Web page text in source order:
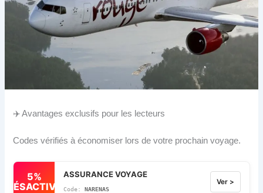
✈️ Avantages exclusifs pour les lecteurs
Codes vérifiés à économiser lors de votre prochain voyage.
5%
DÉSACTIVÉ
ASSURANCE VOYAGE
NARENAS
Ver >